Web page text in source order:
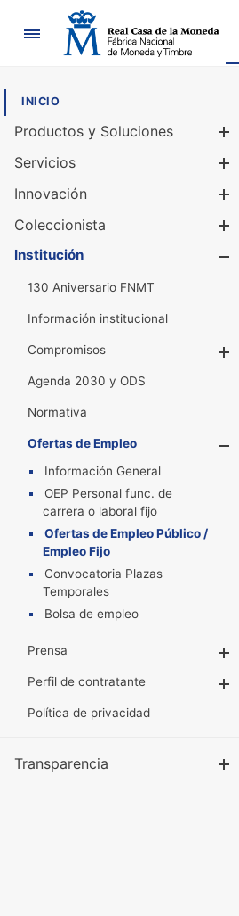
Navegación
INICIO
Productos y Soluciones
Servicios
Innovación
Coleccionista
Institución
130 Aniversario FNMT
Información institucional
Compromisos
Agenda 2030 y ODS
Normativa
Ofertas de Empleo
Información General
OEP Personal func. de
carrera o laboral fijo
Ofertas de Empleo Público /
Empleo Fijo
Convocatoria Plazas
Temporales
Bolsa de empleo
Prensa
Perfil de contratante
Política de privacidad
Transparencia